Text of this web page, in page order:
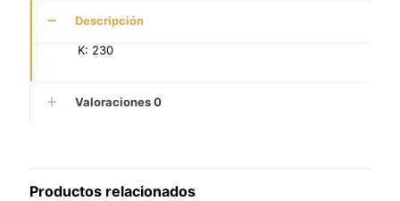
Descripción
K: 230
Valoraciones0
Productos relacionados